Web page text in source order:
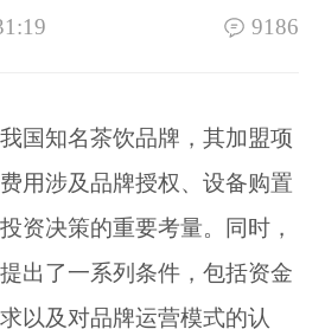
9186
知名茶饮品牌，其加盟项
用涉及品牌授权、设备购置
资决策的重要考量。同时，
出了一系列条件，包括资金
以及对品牌运营模式的认